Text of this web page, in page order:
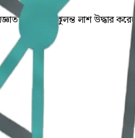
বৃদ্ধের ঝুলন্ত লাশ উদ্ধার